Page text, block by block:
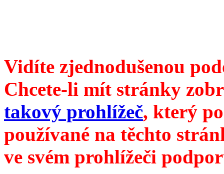
Vidíte zjednodušenou
Chcete-li mít stránky
takový prohlížeč, který
používané na těchto
ve svém prohlížeči